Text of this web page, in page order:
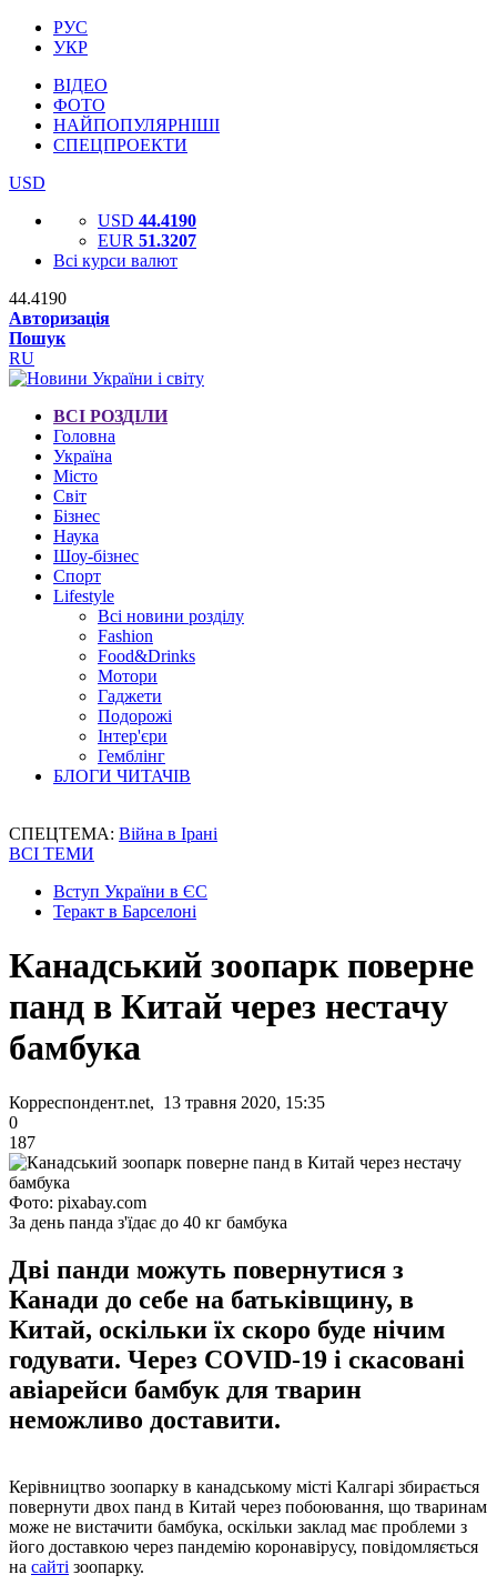
РУС
УКР
ВІДЕО
ФОТО
НАЙПОПУЛЯРНІШІ
СПЕЦПРОЕКТИ
USD
USD 44.4190
EUR 51.3207
Всі курси валют
44.4190
Авторизація
Пошук
RU
ВСІ РОЗДІЛИ
Головна
Україна
Місто
Світ
Бізнес
Наука
Шоу-бізнес
Спорт
Lifestyle
Всі новини розділу
Fashion
Food&Drinks
Мотори
Гаджети
Подорожі
Інтер'єри
Гемблінг
БЛОГИ ЧИТАЧІВ
СПЕЦТЕМА: Війна в Ірані
ВСІ ТЕМИ
Вступ України в ЄС
Теракт в Барселоні
Канадський зоопарк поверне
панд в Китай через нестачу
бамбука
Корреспондент.net, 13 травня 2020, 15:35
0
187
Фото: pixabay.com
За день панда з'їдає до 40 кг бамбука
Дві панди можуть повернутися з
Канади до себе на батьківщину, в
Китай, оскільки їх скоро буде нічим
годувати. Через COVID-19 і скасовані
авіарейси бамбук для тварин
неможливо доставити.
Керівництво зоопарку в канадському місті Калгарі збирається
повернути двох панд в Китай через побоювання, що тваринам
може не вистачити бамбука, оскільки заклад має проблеми з
його доставкою через пандемію коронавірусу, повідомляється
на сайті зоопарку.